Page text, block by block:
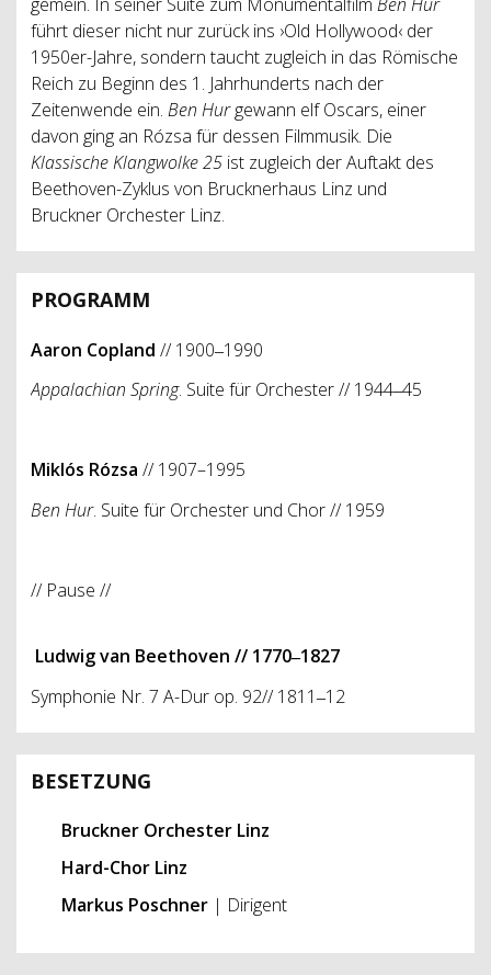
führt dieser nicht nur zurück ins ›Old Hollywood‹ der
1950er-Jahre, sondern taucht zugleich in das Römische
Reich zu Beginn des 1. Jahrhunderts nach der
Zeitenwende ein. Ben Hurgewann elf Oscars, einer
davon ging an Rózsa für dessen Filmmusik. Die
Klassische Klangwolke 25 ist zugleich der Auftakt des
Beethoven-Zyklus von Brucknerhaus Linz und
Bruckner Orchester Linz.
PROGRAMM
Aaron Copland // 1900‒1990
Appalachian Spring. Suite für Orchester // 1944‒45
Miklós Rózsa // 1907–1995
Ben Hur. Suite für Orchester und Chor // 1959
// Pause //
Ludwig van Beethoven // 1770‒1827
Symphonie Nr. 7 A-Dur op. 92// 1811‒12
BESETZUNG
Bruckner Orchester Linz
Hard-Chor Linz
Markus Poschner | Dirigent